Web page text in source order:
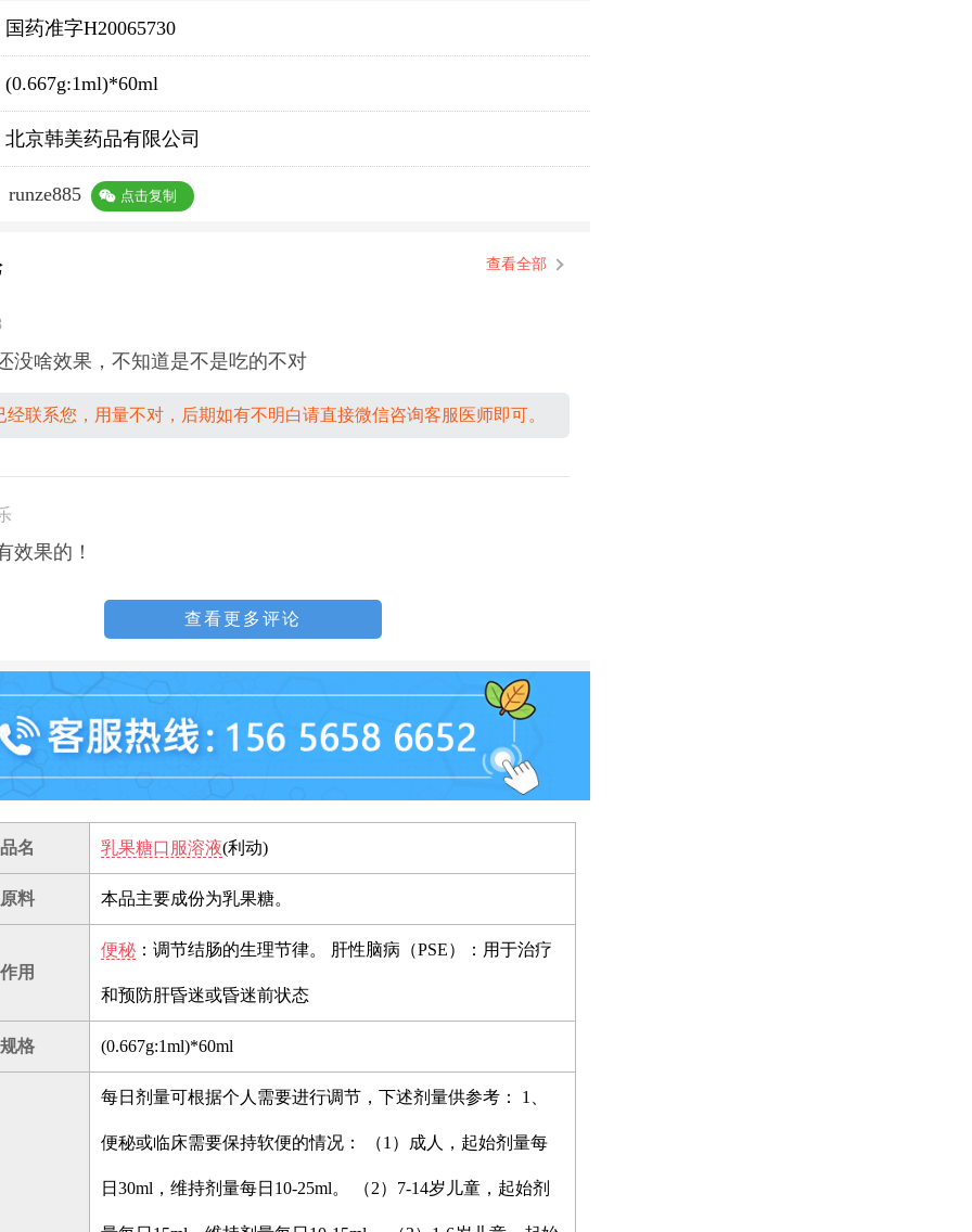
国药准字H20065730
(0.667g:1ml)*60ml
北京韩美药品有限公司
runze885 点击复制
查看全部
没啥效果，不知道是不是吃的不对
经联系您，用量不对，后期如有不明白请直接微信咨询客服医师即可。
效果的！
查看更多评论
名 乳果糖口服溶液(利动)
料 本品主要成份为乳果糖。
用
便秘：调节结肠的生理节律。 肝性脑病（PSE）：用于治疗
和预防肝昏迷或昏迷前状态
格 (0.667g:1ml)*60ml
每日剂量可根据个人需要进行调节，下述剂量供参考： 1、
便秘或临床需要保持软便的情况： （1）成人，起始剂量每
日30ml，维持剂量每日10-25ml。 （2）7-14岁儿童，起始剂